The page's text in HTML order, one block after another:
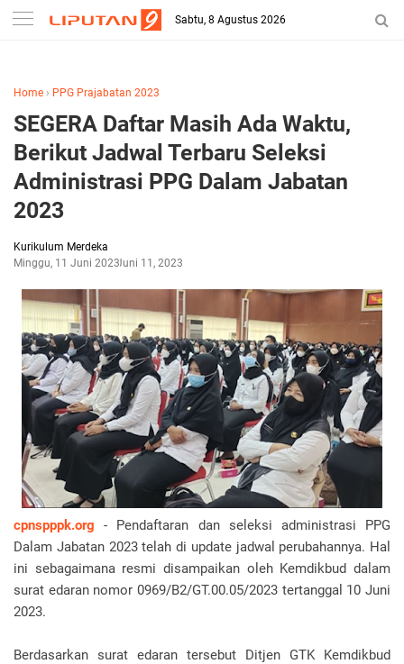
-->
Sabtu, 8 Agustus 2026
Home › PPG Prajabatan 2023
SEGERA Daftar Masih Ada Waktu,
Berikut Jadwal Terbaru Seleksi
Administrasi PPG Dalam Jabatan
2023
Kurikulum Merdeka
Minggu, 11 Juni 2023Juni 11, 2023
cpnspppk.org - Pendaftaran dan seleksi administrasi PPG
Dalam Jabatan 2023 telah di update jadwal perubahannya. Hal
ini sebagaimana resmi disampaikan oleh Kemdikbud dalam
surat edaran nomor 0969/B2/GT.00.05/2023 tertanggal 10 Juni
2023.
Berdasarkan surat edaran tersebut Ditjen GTK Kemdikbud